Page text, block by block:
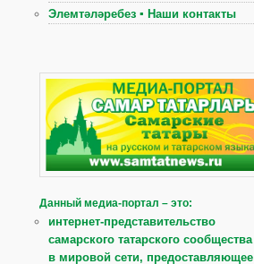
Элемтәләребез ▪ Наши контакты
Данный медиа-портал – это:
интернет-представительство
самарского татарского сообщества
в мировой сети, предоставляющее